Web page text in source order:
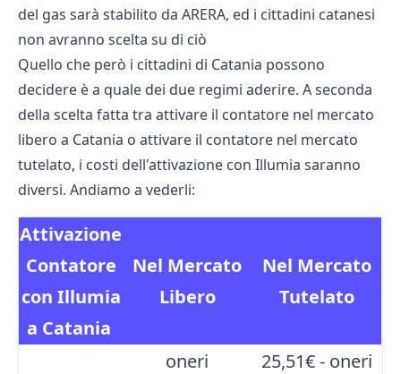
del gas sarà stabilito da ARERA, ed i cittadini catanesi
non avranno scelta su di ciò
Quello che però i cittadini di Catania possono
decidere è a quale dei due regimi aderire. A seconda
della scelta fatta tra attivare il contatore nel mercato
libero a Catania o attivare il contatore nel mercato
tutelato, i costi dell'attivazione con Illumia saranno
diversi. Andiamo a vederli:
Attivazione
Contatore
con Illumia
a Catania
Nel Mercato
Libero
Nel Mercato
Tutelato
oneri
25,51€ - oneri